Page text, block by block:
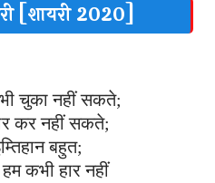
[शायरी 2020]
चुका नहीं सकते;
कर नहीं सकते;
बहुत;
कभी हार नहीं